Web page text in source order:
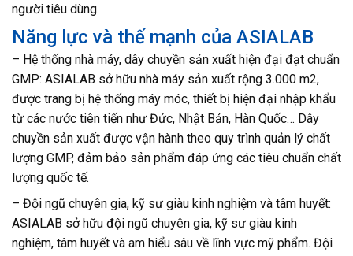
người tiêu dùng.
Năng lực và thế mạnh của ASIALAB
– Hệ thống nhà máy, dây chuyền sản xuất hiện đại đạt chuẩn
GMP: ASIALAB sở hữu nhà máy sản xuất rộng 3.000 m2,
được trang bị hệ thống máy móc, thiết bị hiện đại nhập khẩu
từ các nước tiên tiến như Đức, Nhật Bản, Hàn Quốc… Dây
chuyền sản xuất được vận hành theo quy trình quản lý chất
lượng GMP, đảm bảo sản phẩm đáp ứng các tiêu chuẩn chất
lượng quốc tế.
– Đội ngũ chuyên gia, kỹ sư giàu kinh nghiệm và tâm huyết:
ASIALAB sở hữu đội ngũ chuyên gia, kỹ sư giàu kinh
nghiệm, tâm huyết và am hiểu sâu về lĩnh vực mỹ phẩm. Đội